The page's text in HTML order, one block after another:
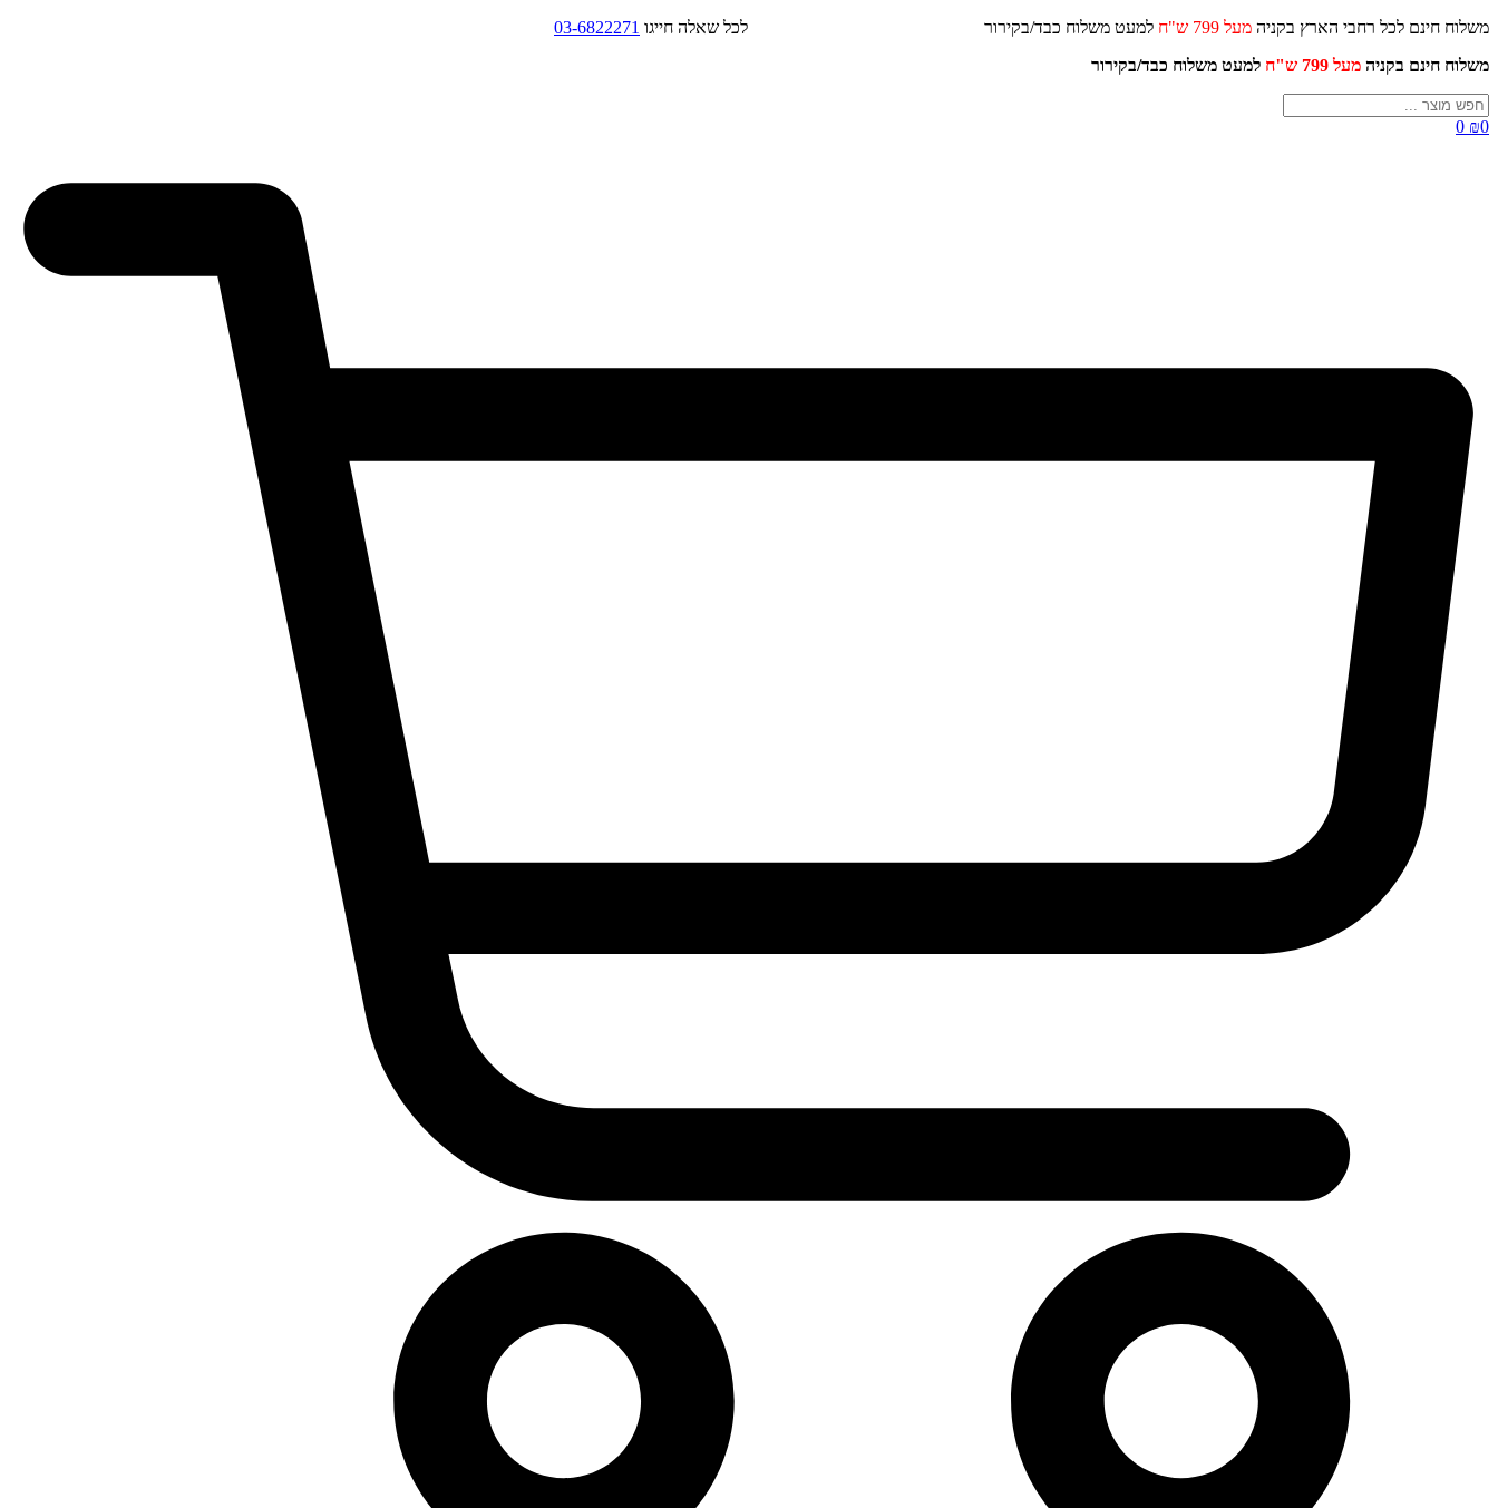
דלג
משלוח חינם לכל רחבי הארץ בקניה מעל 799 ש"ח למעט משלוח כבד/בקירור לכל שאלה חייגו 03-6822271
משלוח חינם בקניה מעל 799 ש"ח למעט משלוח כבד/בקירור
Search
...
₪0
0